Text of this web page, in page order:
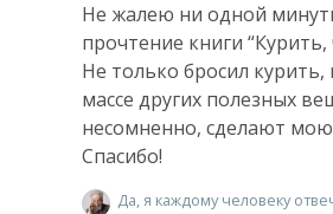
Не жалею ни одной
прочтение книги “Курить,
Не только бросил курить,
массе других полезных
несомненно, сделают
Спасибо!
Да, я каждому человеку